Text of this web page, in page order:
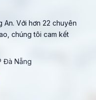
An. Với hơn 22 chuyên
chúng tôi cam kết
Đà Nẵng